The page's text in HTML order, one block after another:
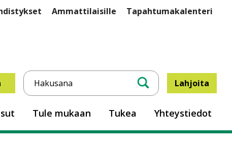
Ammattilaisille Tapahtumakalenteri
Hae
Lahjoita
Tule mukaan Tukea Yhteystiedot